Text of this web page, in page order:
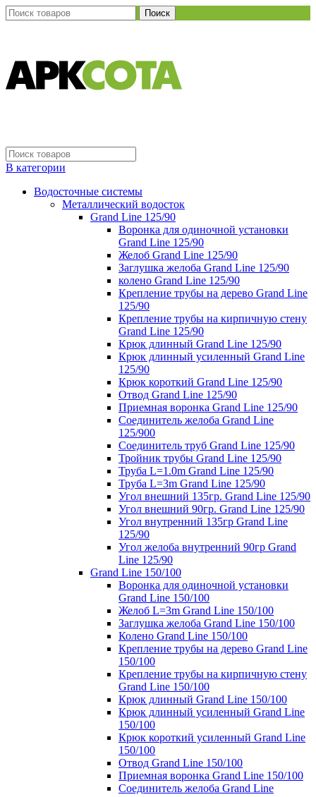
Поиск
В категории
Водосточные системы
Металлический водосток
Grand Line 125/90
Воронка для одиночной установки
Grand Line 125/90
Желоб Grand Line 125/90
Заглушка желоба Grand Line 125/90
колено Grand Line 125/90
Крепление трубы на дерево Grand Line
125/90
Крепление трубы на кирпичную стену
Grand Line 125/90
Крюк длинный Grand Line 125/90
Крюк длинный усиленный Grand Line
125/90
Крюк короткий Grand Line 125/90
Отвод Grand Line 125/90
Приемная воронка Grand Line 125/90
Соединитель желоба Grand Line
125/900
Соединитель труб Grand Line 125/90
Тройник трубы Grand Line 125/90
Труба L=1.0m Grand Line 125/90
Труба L=3m Grand Line 125/90
Угол внешний 135гр. Grand Line 125/90
Угол внешний 90гр. Grand Line 125/90
Угол внутренний 135гр Grand Line
125/90
Угол желоба внутренний 90гр Grand
Line 125/90
Grand Line 150/100
Воронка для одиночной установки
Grand Line 150/100
Желоб L=3m Grand Line 150/100
Заглушка желоба Grand Line 150/100
Колено Grand Line 150/100
Крепление трубы на дерево Grand Line
150/100
Крепление трубы на кирпичную стену
Grand Line 150/100
Крюк длинный Grand Line 150/100
Крюк длинный усиленный Grand Line
150/100
Крюк короткий усиленный Grand Line
150/100
Отвод Grand Line 150/100
Приемная воронка Grand Line 150/100
Соединитель желоба Grand Line